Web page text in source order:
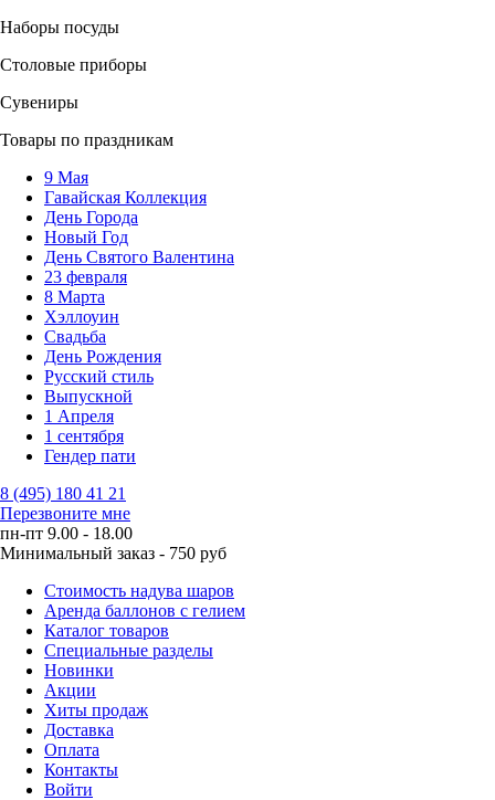
Наборы посуды
Столовые приборы
Сувениры
Товары по праздникам
9 Мая
Гавайская Коллекция
День Города
Новый Год
День Святого Валентина
23 февраля
8 Марта
Хэллоуин
Свадьба
День Рождения
Русский стиль
Выпускной
1 Апреля
1 сентября
Гендер пати
8 (495) 180 41 21
Перезвоните мне
пн-пт 9.00 - 18.00
Минимальный заказ - 750 руб
Стоимость надува шаров
Аренда баллонов с гелием
Каталог товаров
Специальные разделы
Новинки
Акции
Хиты продаж
Доставка
Оплата
Контакты
Войти